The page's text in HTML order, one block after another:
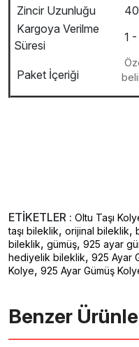
Zincir Uzunluğu
Kargoya Verilme
Süresi
1 -
Paket İçeriği
ETİKETLER : Oltu Taşı
taşı bileklik, orijinal bileklik,
bileklik, gümüş, 925 ayar
hediyelik bileklik, 925 Ayar
Kolye, 925 Ayar Gümüş
Benzer